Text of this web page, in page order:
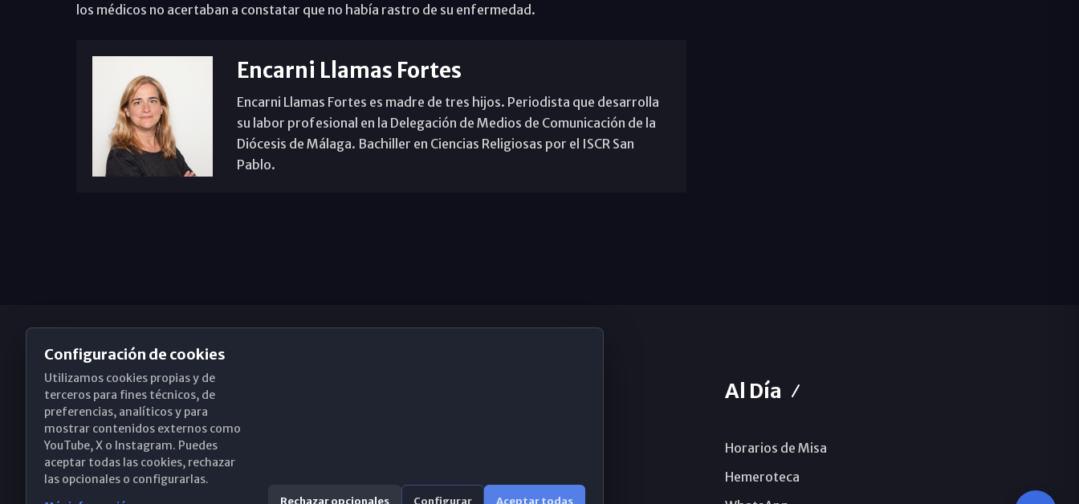
los médicos no acertaban a constatar que no había rastro de su enfermedad.
Encarni Llamas Fortes
Encarni Llamas Fortes es madre de tres hijos. Periodista que desarrolla
su labor profesional en la Delegación de Medios de Comunicación de la
Diócesis de Málaga. Bachiller en Ciencias Religiosas por el ISCR San
Pablo.
Obispado de Málaga
Santa María, 18-20. 29015 Málaga
(+34) 952 224 386
Al Día
Horarios de Misa
Hemeroteca
Configuración de cookies
Utilizamos cookies propias y de
terceros para fines técnicos, de
preferencias, analíticos y para
mostrar contenidos externos como
YouTube, X o Instagram. Puedes
aceptar todas las cookies, rechazar
las opcionales o configurarlas.
Rechazar opcionales Configurar Aceptar todas